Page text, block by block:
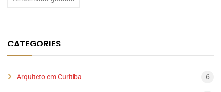
CATEGORIES
Arquiteto em Curitiba 6